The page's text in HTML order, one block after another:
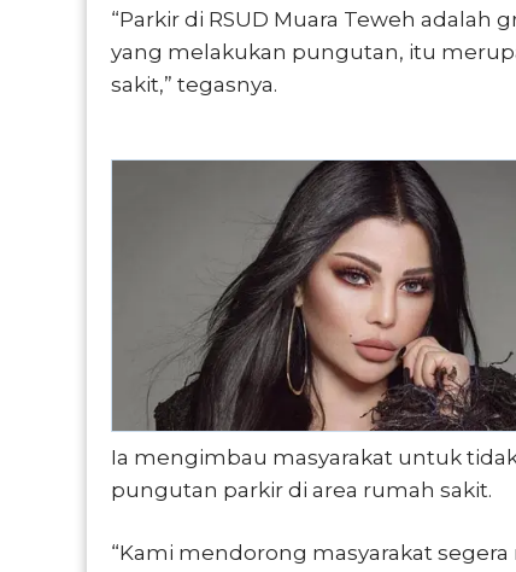
“Parkir di RSUD Muara Teweh
yang melakukan pungutan, itu
sakit,” tegasnya.
Ia mengimbau masyarakat untuk
pungutan parkir di area rumah sakit.
“Kami mendorong masyarakat